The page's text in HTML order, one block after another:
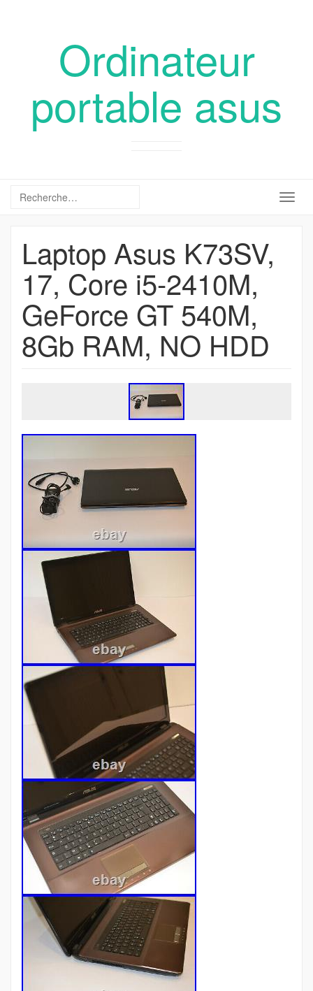
Ordinateur
portable asus
Laptop Asus K73SV,
17, Core i5-2410M,
GeForce GT 540M,
8Gb RAM, NO HDD